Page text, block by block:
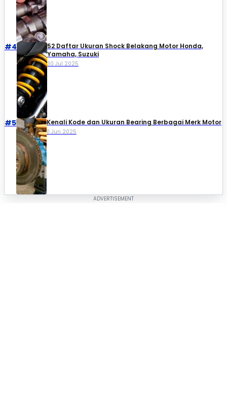
#4
52 Daftar Ukuran Shock Belakang Motor Honda,
Yamaha, Suzuki​
30 Jul 2025
#5 Kenali Kode dan Ukuran Bearing Berbagai Merk Motor
11 Jun 2025